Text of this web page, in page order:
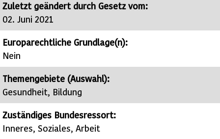
Zuletzt geändert durch Gesetz vom:
02. Juni 2021
Europarechtliche Grundlage(n):
Nein
Themengebiete (Auswahl):
Gesundheit, Bildung
Zuständiges Bundesressort:
Inneres, Soziales, Arbeit